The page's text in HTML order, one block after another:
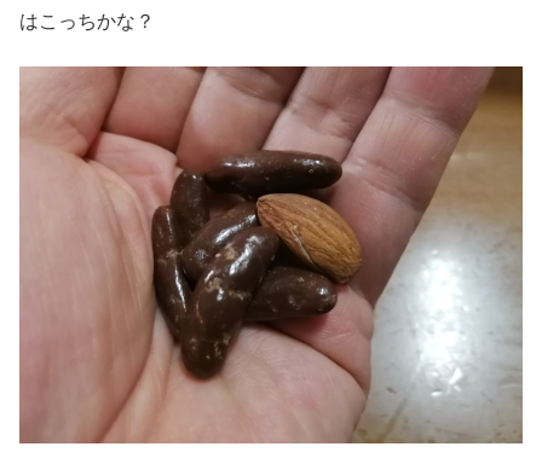
はこっちかな？